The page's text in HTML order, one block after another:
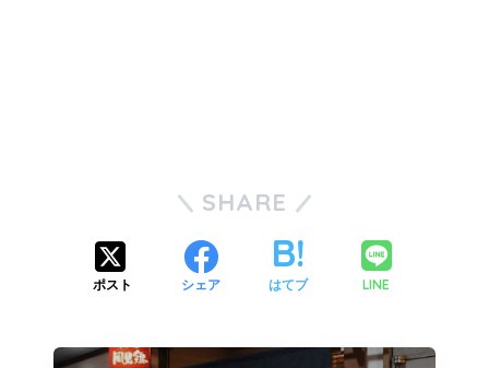
SHARE
ポスト シェア はてブ LINE